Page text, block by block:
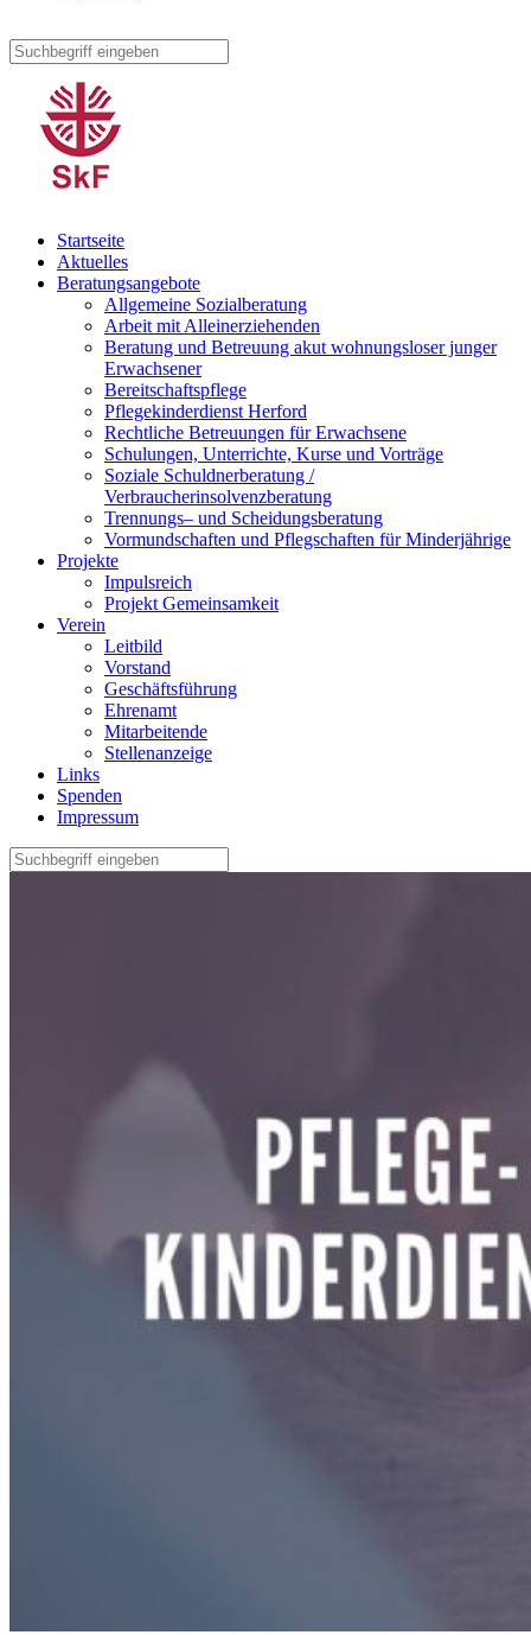
Startseite
Aktuelles
Beratungsangebote
Allgemeine Sozialberatung
Arbeit mit Alleinerziehenden
Beratung und Betreuung akut wohnungsloser junger
Erwachsener
Bereitschaftspflege
Pflegekinderdienst Herford
Rechtliche Betreuungen für Erwachsene
Schulungen, Unterrichte, Kurse und Vorträge
Soziale Schuldnerberatung /
Verbraucherinsolvenzberatung
Trennungs– und Scheidungsberatung
Vormundschaften und Pflegschaften für Minderjährige
Projekte
Impulsreich
Projekt Gemeinsamkeit
Verein
Leitbild
Vorstand
Geschäftsführung
Ehrenamt
Mitarbeitende
Stellenanzeige
Links
Spenden
Impressum